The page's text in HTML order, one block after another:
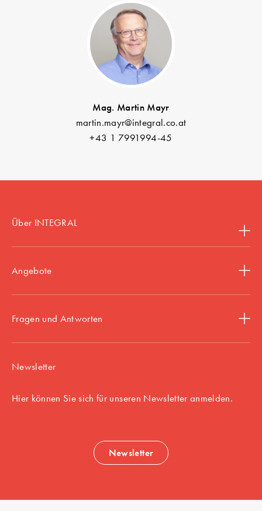
Mag. Martin Mayr
martin.mayr@integral.co.at
+43 1 7991994-45
Über INTEGRAL
Angebote
Fragen und Antworten
Newsletter
Hier können Sie sich für unseren Newsletter anmelden.
Newsletter